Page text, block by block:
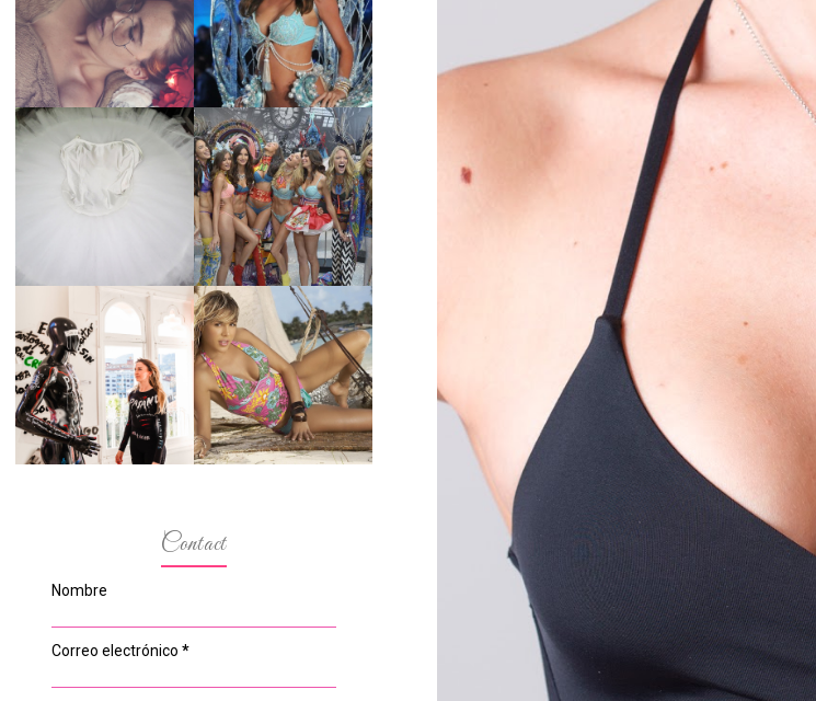
CRUZ O COMO
REINVENTARSE
ANTE LA
ADVERSIDAD.
MODELOS MAS
ALTAS
TUTORIAL PARA
HACER UN TUTÚ
DE BALLET DE
¿QUIERES SABER
LA EDAD Y ALTURA
DE LAS MODELOS
VICTORIA'S
SECRET 2017?
MARGA GONZÁLEZ
Y ELIA FERNÁNDEZ
DIALOGAN EN
ESPACIO DEL
ANONIMATO, LA
CASA ROSA DE
OVIEDO
LA ALTURA DE LAS
MODELOS MAS
BAJITAS
Contact
Nombre
Correo electrónico *